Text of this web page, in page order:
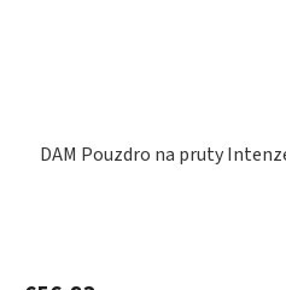
DAM Pouzdro na pruty